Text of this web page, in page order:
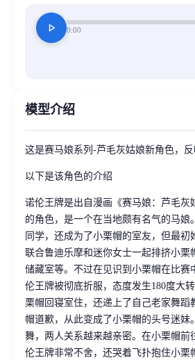
play_arrow 0:00
模型介绍
这是赛马娘系列-芦毛灰姑娘新角色，反
以下是该角色的介绍
诺伦王牌是出自漫画《赛马娘：芦毛灰
的角色，是一个在当地颇有名气的马娘
同学，还成为了小栗帽的室友，但最初
联合鲁迪乐摩和迷你女士一起排挤小栗
储藏室等。不过在见识到小栗帽在比赛
伦王牌被彻底折服，态度发生180度大
栗帽回寝室住，还递上了自己老家舞蹈
帽道歉，从此变成了小栗帽的头号迷妹
舞，两人关系越来越亲密。在小栗帽前
伦王牌非常不舍，还哭着飞扑抱住小栗